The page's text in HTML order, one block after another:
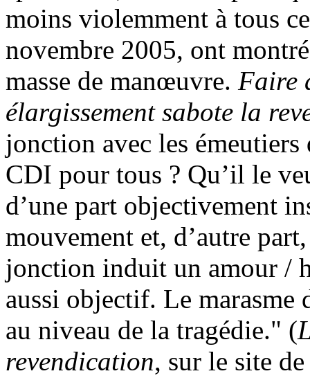
moins violemment à tous
novembre 2005, ont
masse de manœuvre. Faire
élargissement sabote la
jonction avec les émeutiers
CDI pour tous ? Qu’il le
d’une part objectivement
mouvement et, d’autre
jonction induit un amour /
aussi objectif. Le marasme
au niveau de la tragédie." (
revendication, sur le site